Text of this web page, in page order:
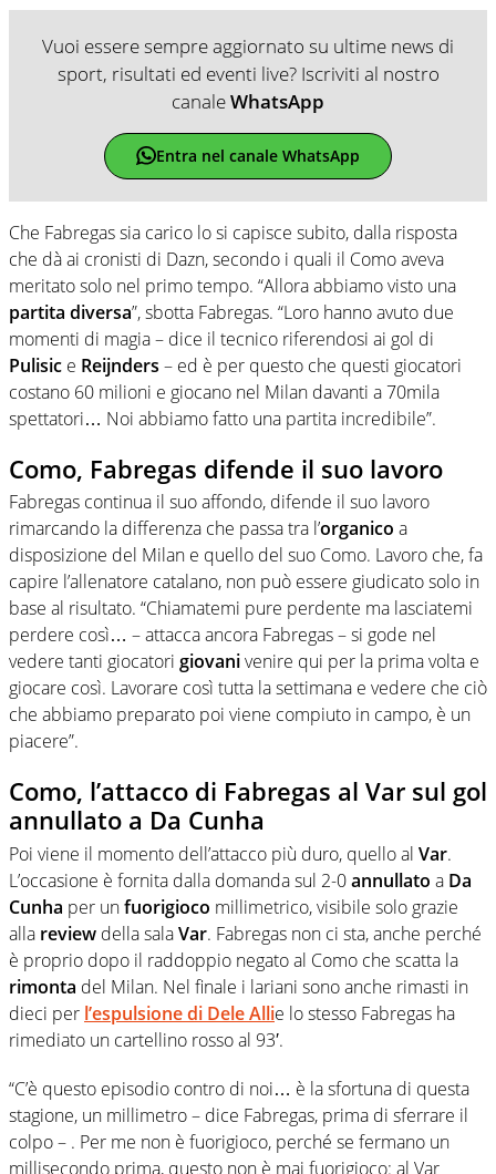
Vuoi essere sempre aggiornato su ultime news di
sport, risultati ed eventi live? Iscriviti al nostro
canaleWhatsApp
Entra nel canale WhatsApp
Che Fabregas sia carico lo si capisce subito, dalla risposta
che dà ai cronisti di Dazn, secondo i quali il Como aveva
meritato solo nel primo tempo. “Allora abbiamo visto una
partita diversa”, sbotta Fabregas. “Loro hanno avuto due
momenti di magia – dice il tecnico riferendosi ai gol di
Pulisic e Reijnders – ed è per questo che questi giocatori
costano 60 milioni e giocano nel Milan davanti a 70mila
spettatori… Noi abbiamo fatto una partita incredibile”.
Como, Fabregas difende il suo lavoro
Fabregas continua il suo affondo, difende il suo lavoro
rimarcando la differenza che passa tra l’organico a
disposizione del Milan e quello del suo Como. Lavoro che, fa
capire l’allenatore catalano, non può essere giudicato solo in
base al risultato. “Chiamatemi pure perdente ma lasciatemi
perdere così… – attacca ancora Fabregas – si gode nel
vedere tanti giocatori giovanivenire qui per la prima volta e
giocare così. Lavorare così tutta la settimana e vedere che ciò
che abbiamo preparato poi viene compiuto in campo, è un
piacere”.
Como, l’attacco di Fabregas al Var sul gol
annullato a Da Cunha
Poi viene il momento dell’attacco più duro, quello al Var.
L’occasione è fornita dalla domanda sul 2-0annullato a Da
Cunha per unfuorigioco millimetrico, visibile solo grazie
alla review della salaVar. Fabregas non ci sta, anche perché
è proprio dopo il raddoppio negato al Como che scatta la
rimonta del Milan. Nel finale i lariani sono anche rimasti in
dieci per l’espulsione di Dele Allie lo stesso Fabregas ha
rimediato un cartellino rosso al 93′.
“C’è questo episodio contro di noi… è la sfortuna di questa
stagione, un millimetro – dice Fabregas, prima di sferrare il
colpo – . Per me non è fuorigioco, perché se fermano un
millisecondo prima, questo non è mai fuorigioco: al Var